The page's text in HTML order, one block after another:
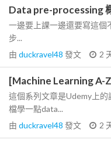
Data pre-processing
一邊要上課一邊還要寫這個
步...
由 duckravel48 發文 2
[Machine Learning A-
這個系列文章是Udemy上
檔學一點data...
由 duckravel48 發文 2